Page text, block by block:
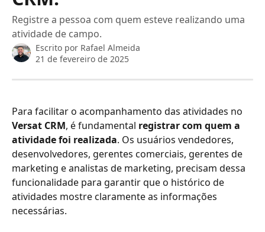
Registre a pessoa com quem esteve realizando uma
atividade de campo.
Escrito por Rafael Almeida
21 de fevereiro de 2025
Para facilitar o acompanhamento das atividades no
Versat CRM, é fundamental registrar com quem a
atividade foi realizada. Os usuários vendedores,
desenvolvedores, gerentes comerciais, gerentes de
marketing e analistas de marketing, precisam dessa
funcionalidade para garantir que o histórico de
atividades mostre claramente as informações
necessárias.